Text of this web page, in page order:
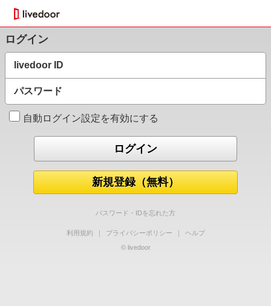
ログイン
livedoor ID
パスワード
自動ログイン設定を有効にする
新規登録（無料）
パスワード・IDを忘れた方
利用規約 ｜ プライバシーポリシー ｜
ヘルプ
© livedoor